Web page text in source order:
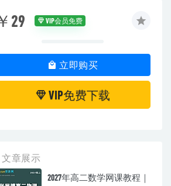
29 VIP会员免费
立即购买
VIP免费下载
文章展示
2027年高二数学网课教程｜